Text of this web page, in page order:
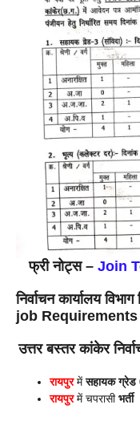
फ्री नोट्स – Join
निर्वाचन कार्यालय
job Requirements
उत्तर बस्तर कांकेर
रायपुरमेंसहायक ग्रेड
रायपुरमें चपरासीभर्ती